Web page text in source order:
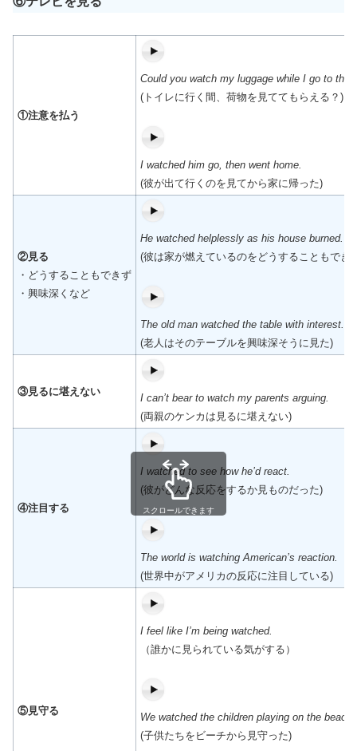
①注意を払う
Could you watch my luggage while I go to the
(トイレに行く間、荷物を見ててもらえる？)
I watched him go, then went home.
(彼が出て行くのを見てから家に帰った)
②見る
・どうすることもできず
・興味深くなど
He watched helplessly as his house burned.
(彼は家が燃えているのをどうすることもでき
The old man watched the table with interest.
(老人はそのテーブルを興味深そうに見た)
③見るに堪えない
I can’t bear to watch my parents arguing.
(両親のケンカは見るに堪えない)
④注目する
I watched to see how he’d react.
(彼がどんな反応をするか見ものだった)
The world is watching American’s reaction.
(世界中がアメリカの反応に注目している)
⑤見守る
I feel like I’m being watched.
（誰かに見られている気がする）
We watched the children playing on the beach.
(子供たちをビーチから見守った)
スクロールできます